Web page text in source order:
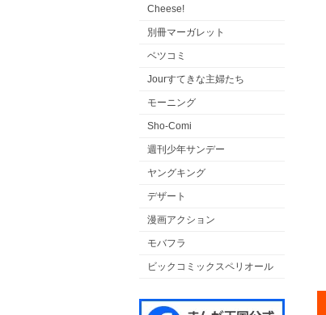
Cheese!
別冊マーガレット
ベツコミ
Jourすてきな主婦たち
モーニング
Sho-Comi
週刊少年サンデー
ヤングキング
デザート
漫画アクション
モバフラ
ビックコミックスペリオール